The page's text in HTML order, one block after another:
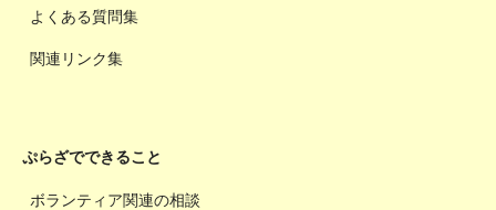
よくある質問集
関連リンク集
ぷらざでできること
ボランティア関連の相談